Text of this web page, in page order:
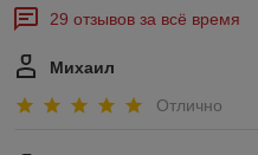
29 отзывов за всё время
Михаил
Отлично